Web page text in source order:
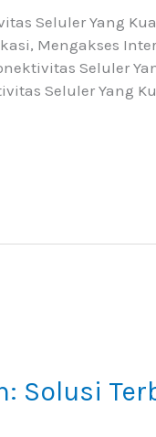
Seluler Yang
Mengakses
Seluler
Seluler Yang
Solusi